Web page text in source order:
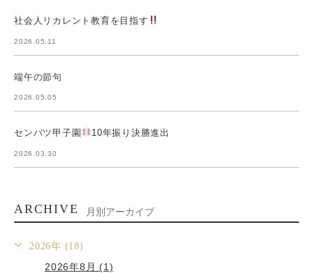
社会人リカレント教育を目指す
2026.05.11
端午の節句
2026.05.05
センバツ甲子園 10年振り決勝進出
2026.03.30
ARCHIVE 月別アーカイブ
2026年 (18)
2026年8月 (1)